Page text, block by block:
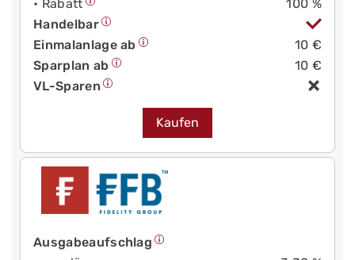
• Rabatt
100 %
Handelbar
Einmalanlage ab
10 €
Sparplan ab
10 €
VL-Sparen
Kaufen
Ausgabeaufschlag